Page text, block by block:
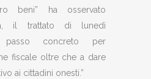
beni” ha osservato
il trattato di lunedì
passo concreto per
fiscale oltre che a dare
ai cittadini onesti.”